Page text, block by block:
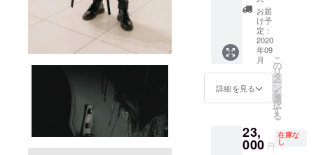
era
pack）
1個 ・
ショル
ダース
トラッ
プ
（Shoul
（Book
bag）
ト内
容： ・
バック
パック
（Back
お届
け予
定：
2020
年09
月
詳細を見る
こ
の
リ
タ
ー
ン
を
選
択
す
る
23,
000 円
在庫な
し